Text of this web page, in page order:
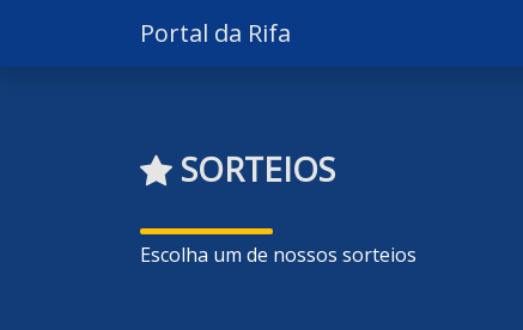
Portal da Rifa
SORTEIOS
Escolha um de nossos sorteios